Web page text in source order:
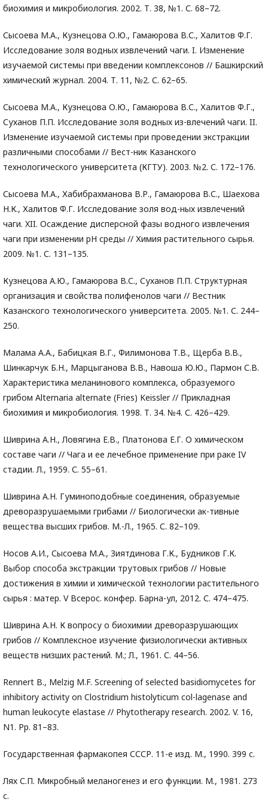
биохимия и микробиология. 2002. Т. 38, №1. С. 68–72.
Сысоева М.А., Кузнецова О.Ю., Гамаюрова В.С., Халитов Ф.Г.
Исследование золя водных извлечений чаги. I. Изменение
изучаемой системы при введении комплексонов // Башкирский
химический журнал. 2004. Т. 11, №2. С. 62–65.
Сысоева М.А., Кузнецова О.Ю., Гамаюрова В.С., Халитов Ф.Г.,
Суханов П.П. Исследование золя водных из-влечений чаги. II.
Изменение изучаемой системы при проведении экстракции
различными способами // Вест-ник Казанского
технологического университета (КГТУ). 2003. №2. С. 172–176.
Сысоева М.А., Хабибрахманова В.Р., Гамаюрова В.С., Шаехова
Н.К., Халитов Ф.Г. Исследование золя вод-ных извлечений
чаги. XII. Осаждение дисперсной фазы водного извлечения
чаги при изменении pH среды // Химия растительного сырья.
2009. №1. С. 131–135.
Кузнецова А.Ю., Гамаюрова В.С., Суханов П.П. Структурная
организация и свойства полифенолов чаги // Вестник
Казанского технологического университета. 2005. №1. С. 244–
250.
Малама А.А., Бабицкая В.Г., Филимонова Т.В., Щерба В.В.,
Шинкарчук Б.Н., Марцыганова В.В., Навоша Ю.Ю., Пармон С.В.
Характеристика меланинового комплекса, образуемого
грибом Alternaria alternate (Fries) Keissler // Прикладная
биохимия и микробиология. 1998. Т. 34. №4. С. 426–429.
Шиврина А.Н., Ловягина Е.В., Платонова Е.Г. О химическом
составе чаги // Чага и ее лечебное применение при раке IV
стадии. Л., 1959. С. 55–61.
Шиврина А.Н. Гуминоподобные соединения, образуемые
древоразрушаемыми грибами // Биологически ак-тивные
вещества высших грибов. М.-Л., 1965. С. 82–109.
Носов А.И., Сысоева М.А., Зиятдинова Г.К., Будников Г.К.
Выбор способа экстракции трутовых грибов // Новые
достижения в химии и химической технологии растительного
сырья : матер. V Всерос. конфер. Барна-ул, 2012. С. 474–475.
Шиврина А.Н. К вопросу о биохимии древоразрушающих
грибов // Комплексное изучение физиологически активных
веществ низших растений. М.; Л., 1961. С. 44–56.
Rennert B., Melzig M.F. Screening of selected basidiomycetes for
inhibitory activity on Clostridium histolyticum col-lagenase and
human leukocyte elastase // Phytotherapy research. 2002. V. 16,
N1. Pp. 81–83.
Государственная фармакопея СССР. 11-е изд. М., 1990. 399 с.
Лях С.П. Микробный меланогенез и его функции. М., 1981. 273
с.